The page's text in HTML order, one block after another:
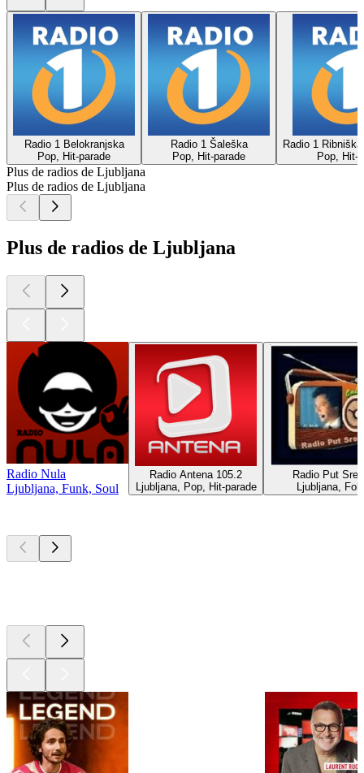
Radio 1 Belokranjska
Pop, Hit-parade
Radio 1 Šaleška
Pop, Hit-parade
Radio 1
Pop, Hit-
Plus de radios de Ljubljana
Plus de radios de Ljubljana
Plus de radios de Ljubljana
Radio Nula
Ljubljana, Funk, Soul
Radio Antena 105.2
Ljubljana, Pop, Hit-parade
Radio Put
Ljubljana, Folk